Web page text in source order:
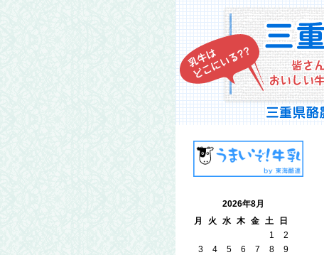
2026年8月
月
火 水 木 金 土
日
1
2
3
4 5 6 7 8
9